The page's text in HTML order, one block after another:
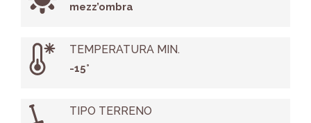
mezz’ombra
TEMPERATURA MIN.
-15°
TIPO TERRENO